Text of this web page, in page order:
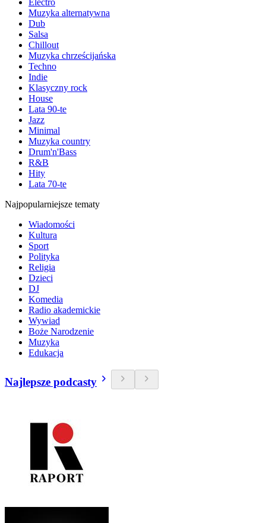
Electro
Muzyka alternatywna
Dub
Salsa
Chillout
Muzyka chrześcijańska
Techno
Indie
Klasyczny rock
House
Lata 90-te
Jazz
Minimal
Muzyka country
Drum'n'Bass
R&B
Hity
Lata 70-te
Najpopularniejsze tematy
Wiadomości
Kultura
Sport
Polityka
Religia
Dzieci
DJ
Komedia
Radio akademickie
Wywiad
Boże Narodzenie
Muzyka
Edukacja
Najlepsze podcasty